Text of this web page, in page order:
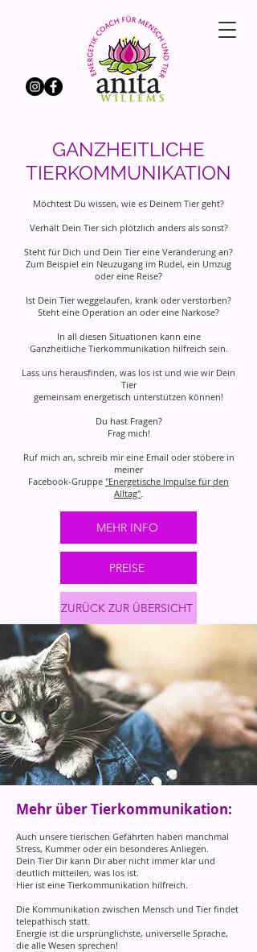
GANZHEITLICHE
TIERKOMMUNIKATION
Möchtest Du wissen, wie es Deinem Tier geht?
Verhält Dein Tier sich plötzlich anders als sonst?
Steht für Dich und Dein Tier eine Veränderung an?
Zum Beispiel ein Neuzugang im Rudel, ein Umzug
oder eine Reise?
Ist Dein Tier weggelaufen, krank oder verstorben?
Steht eine Operation an oder eine Narkose?
In all diesen Situationen kann eine
Ganzheitliche Tierkommunikation hilfreich sein.
Lass uns herausfinden, was los ist und wie wir Dein
Tier
gemeinsam energetisch unterstützen können!
Du hast Fragen?
Frag mich!
Rufmich an, schreib mir eine Email oder stöbere in
meiner
Facebook-Gruppe "Energetische Impulse für den
Alltag".
MEHR INFO
PREISE
ZURÜCK ZUR ÜBERSICHT
Mehr über Tierkommunikation:
Auch unsere tierischen Gefährten haben manchmal
Stress, Kummer oder ein besonderes Anliegen.
Dein Tier Dir kann Dir aber nicht immer klar und
deutlich mitteilen, was los ist.
Hier ist eine Tierkommunikation hilfreich.
Die Kommunikation zwischen Mensch und Tier findet
telepathisch statt.
Energie ist die ursprünglichste, universelle Sprache,
die alle Wesen sprechen!